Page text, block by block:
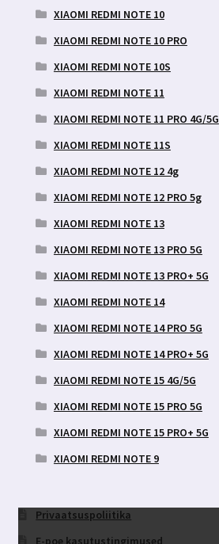
XIAOMI REDMI NOTE 10
XIAOMI REDMI NOTE 10 PRO
XIAOMI REDMI NOTE 10S
XIAOMI REDMI NOTE 11
XIAOMI REDMI NOTE 11 PRO 4G/5G
XIAOMI REDMI NOTE 11S
XIAOMI REDMI NOTE 12 4g
XIAOMI REDMI NOTE 12 PRO 5g
XIAOMI REDMI NOTE 13
XIAOMI REDMI NOTE 13 PRO 5G
XIAOMI REDMI NOTE 13 PRO+ 5G
XIAOMI REDMI NOTE 14
XIAOMI REDMI NOTE 14 PRO 5G
XIAOMI REDMI NOTE 14 PRO+ 5G
XIAOMI REDMI NOTE 15 4G/5G
XIAOMI REDMI NOTE 15 PRO 5G
XIAOMI REDMI NOTE 15 PRO+ 5G
XIAOMI REDMI NOTE 9
Privaatsuspoliitika
E-poe kasutustingimused